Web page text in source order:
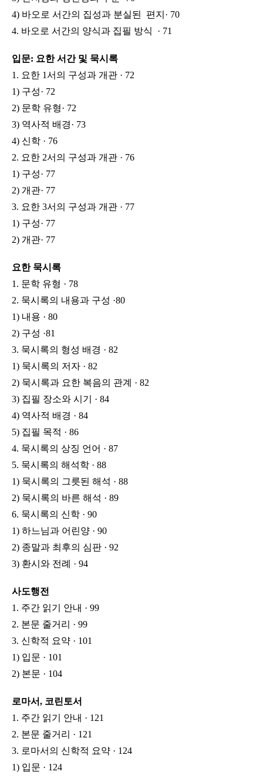
4) 바오로 서간의 집성과 분실된 편지· 70
4. 바오로 서간의 양식과 집필 방식 · 71
입문: 요한 서간 및 묵시록
1. 요한 1서의 구성과 개관 · 72
1) 구성· 72
2) 문학 유형· 72
3) 역사적 배경· 73
4) 신학 · 76
2. 요한 2서의 구성과 개관 · 76
1) 구성· 77
2) 개관· 77
3. 요한 3서의 구성과 개관 · 77
1) 구성· 77
2) 개관· 77
요한 묵시록
1. 문학 유형 · 78
2. 묵시록의 내용과 구성 ·80
1) 내용 · 80
2) 구성 ·81
3. 묵시록의 형성 배경 · 82
1) 묵시록의 저자 · 82
2) 묵시록과 요한 복음의 관계 · 82
3) 집필 장소와 시기 · 84
4) 역사적 배경 · 84
5) 집필 목적 · 86
4. 묵시록의 상징 언어 · 87
5. 묵시록의 해석학 · 88
1) 묵시록의 그릇된 해석 · 88
2) 묵시록의 바른 해석 · 89
6. 묵시록의 신학 · 90
1) 하느님과 어린양 · 90
2) 종말과 최후의 심판 · 92
3) 환시와 전례 · 94
사도행전
1. 주간 읽기 안내 · 99
2. 본문 줄거리 · 99
3. 신학적 요약 · 101
1) 입문 · 101
2) 본문 · 104
로마서, 코린토서
1. 주간 읽기 안내 · 121
2. 본문 줄거리 · 121
3. 로마서의 신학적 요약 · 124
1) 입문 · 124